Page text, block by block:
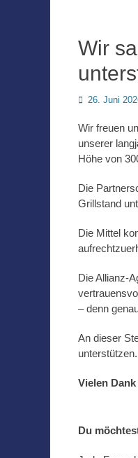
Wir
Posted
26. Juni
Wir freuen
unserer
Höhe von
Die
Grillstand
Die Mittel
Die Allianz-
– denn
An dieser
Vielen
Du